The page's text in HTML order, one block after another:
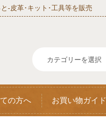
‐皮革･キット･工具等を販売
の方へ お買い物ガイド